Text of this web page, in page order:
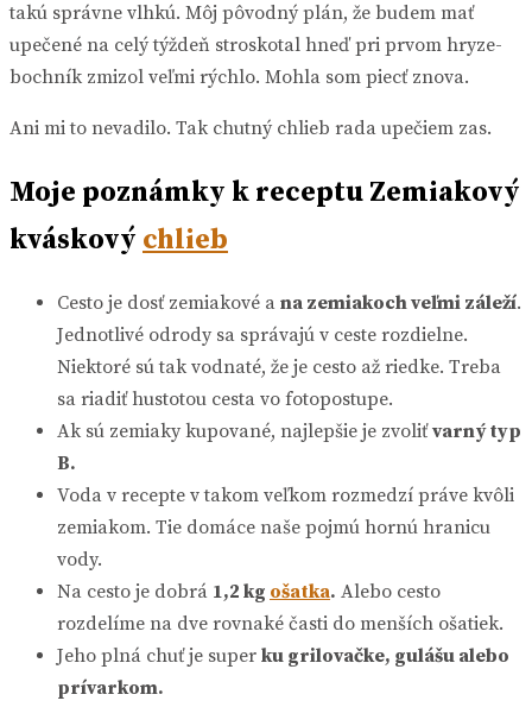
takú správne vlhkú. Môj pôvodný plán, že budem mať
upečené na celý týždeň stroskotal hneď pri prvom hryze-
bochník zmizol veľmi rýchlo. Mohla som piecť znova.
Ani mi to nevadilo. Tak chutný chlieb rada upečiem zas.
Moje poznámky k receptu Zemiakový
kváskový chlieb
Cesto je dosť zemiakové a na zemiakoch veľmi záleží.
Jednotlivé odrody sa správajú v ceste rozdielne.
Niektoré sú tak vodnaté, že je cesto až riedke. Treba
sa riadiť hustotou cesta vo fotopostupe.
Ak sú zemiaky kupované, najlepšie je zvoliťvarný typ
B.
Voda v recepte v takom veľkom rozmedzí práve kvôli
zemiakom. Tie domáce naše pojmú hornú hranicu
vody.
Na cesto je dobrá 1,2 kg ošatka. Alebo cesto
rozdelíme na dve rovnaké časti do menších ošatiek.
Jeho plná chuť je super ku grilovačke, gulášu alebo
prívarkom.